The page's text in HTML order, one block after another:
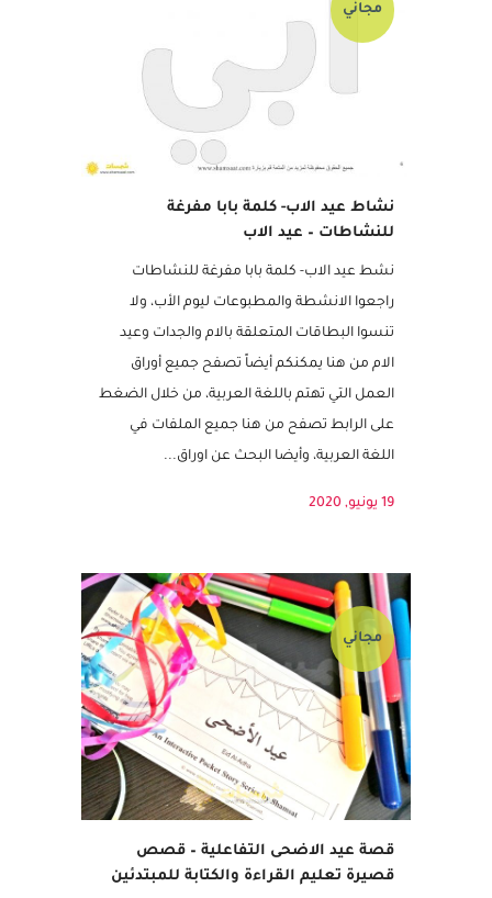
نشاط عيد الاب- كلمة بابا مفرغة
للنشاطات – عيد الاب
نشط عيد الاب- كلمة بابا مفرغة للنشاطات
راجعوا الانشطة والمطبوعات ليوم الأب، ولا
تنسوا البطاقات المتعلقة بالام والجدات وعيد
الام من هنا يمكنكم أيضاً تصفح جميع أوراق
العمل التي تهتم باللغة العربية، من خلال الضغط
على الرابط تصفح من هنا جميع الملفات في
19 يونيو, 2020
مجاني